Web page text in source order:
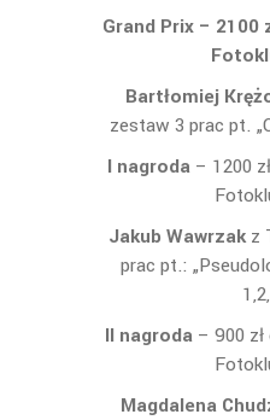
Grand Prix – 2100
Bartłomiej
zestaw 3 prac pt.
I nagroda – 1200
Jakub Wawrzakz
prac pt.:
II nagroda– 900 zł
Magdalena